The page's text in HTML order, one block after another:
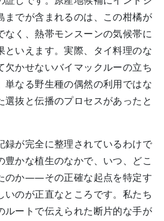
までが含まれるのは、この柑橘が
なく、熱帯モンスーンの気候帯に
といえます。実際、タイ料理のな
欠かせないバイマックルーの立ち
単なる野生種の偶然の利用ではな
選抜と伝播のプロセスがあったと
録が完全に整理されているわけで
豊かな植生のなかで、いつ、どこ
のか――その正確な起点を特定す
いのが正直なところです。私たち
ルートで伝えられた断片的な手が